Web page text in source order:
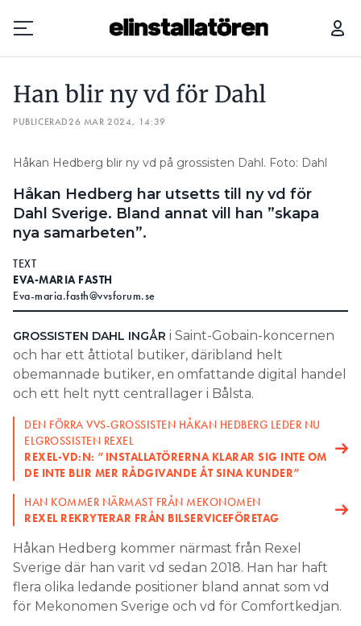
Prenumerera
Hantera prenumeration
Lediga jobb
Annonsera
Läs E-tidningen
Om tidningen
Kontakt
Personuppgifter
Search for:
SEARCH
Han blir ny vd för Dahl
PUBLICERAD26 MAR 2024, 14:39
Håkan Hedberg blir ny vd på grossisten Dahl. Foto: Dahl
Håkan Hedberg har utsetts till ny vd för
Dahl Sverige. Bland annat vill han ”skapa
nya samarbeten”.
TEXT
EVA-MARIA FASTH
Eva-maria.fasth@vvsforum.se
GROSSISTEN DAHL INGÅR i Saint-Gobain-koncernen
och har ett åttiotal butiker, däribland helt
obemannade butiker, en omfattande digital handel
och ett helt nytt centrallager i Bålsta.
DEN FÖRRA VVS-GROSSISTEN HÅKAN HEDBERG LEDER NU
ELGROSSISTEN REXEL
REXEL-VD:N: ”INSTALLATÖRERNA KLARAR SIG INTE OM
DE INTE BLIR MER RÅDGIVANDE ÅT SINA KUNDER”
HAN KOMMER NÄRMAST FRÅN MEKONOMEN
REXEL REKRYTERAR FRÅN BILSERVICEFÖRETAG
Håkan Hedberg kommer närmast från Rexel
Sverige där han varit vd sedan 2018. Han har haft
flera olika ledande positioner bland annat som vd
för Mekonomen Sverige och vd för Comfortkedjan.
HAN BLIR NY VD FÖR DAHL